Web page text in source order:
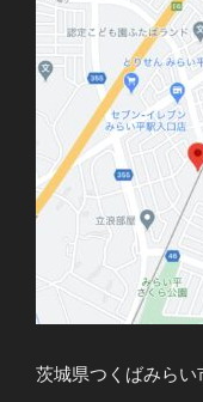
茨城県つくばみらい